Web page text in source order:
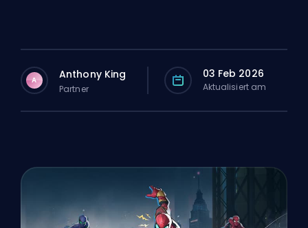
A Anthony King
Partner
03 Feb 2026
Aktualisiert am